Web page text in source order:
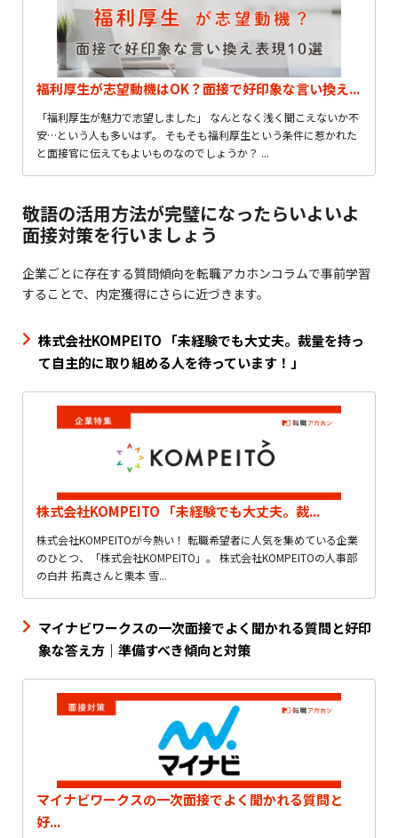
福利厚生が志望動機はOK？面接で好印象な言い換え...
「福利厚生が魅力で志望しました」 なんとなく浅く聞こえないか不
安…という人も多いはず。 そもそも福利厚生という条件に惹かれた
と面接官に伝えてもよいものなのでしょうか？ ...
敬語の活用方法が完璧になったらいよいよ
面接対策を行いましょう
企業ごとに存在する質問傾向を転職アカホンコラムで事前学習
することで、内定獲得にさらに近づきます。
株式会社KOMPEITO 「未経験でも大丈夫。裁量を持っ
て自主的に取り組める人を待っています！」
株式会社KOMPEITO 「未経験でも大丈夫。裁...
株式会社KOMPEITOが今熱い！ 転職希望者に人気を集めている企業
のひとつ、「株式会社KOMPEITO」。 株式会社KOMPEITOの人事部
の白井 拓真さんと栗本 雪...
マイナビワークスの一次面接でよく聞かれる質問と好印
象な答え方｜準備すべき傾向と対策
マイナビワークスの一次面接でよく聞かれる質問と
好...